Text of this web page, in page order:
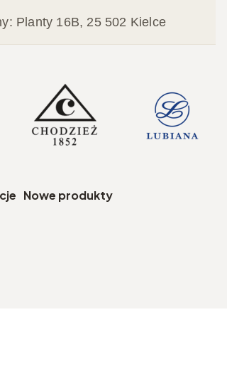
Planty 16B, 25 502 Kielce
Nowe produkty